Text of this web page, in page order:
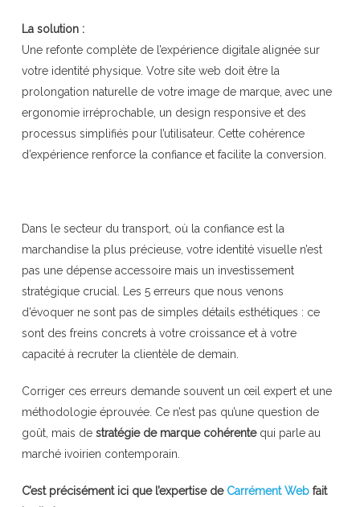
La solution :
Une refonte complète de l’expérience digitale alignée sur
votre identité physique. Votre site web doit être la
prolongation naturelle de votre image de marque, avec une
ergonomie irréprochable, un design responsive et des
processus simplifiés pour l’utilisateur. Cette cohérence
d’expérience renforce la confiance et facilite la conversion.
Dans le secteur du transport, où la confiance est la
marchandise la plus précieuse, votre identité visuelle n’est
pas une dépense accessoire mais un investissement
stratégique crucial. Les 5 erreurs que nous venons
d’évoquer ne sont pas de simples détails esthétiques : ce
sont des freins concrets à votre croissance et à votre
capacité à recruter la clientèle de demain.
Corriger ces erreurs demande souvent un œil expert et une
méthodologie éprouvée. Ce n’est pas qu’une question de
goût, mais de stratégie de marque cohérentequi parle au
marché ivoirien contemporain.
C’est précisément ici que l’expertise deCarrément Webfait